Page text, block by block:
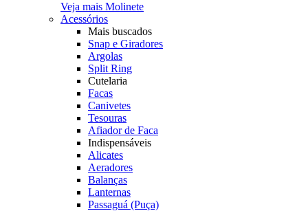
Veja mais Molinete
Acessórios
Mais buscados
Snap e Giradores
Argolas
Split Ring
Cutelaria
Facas
Canivetes
Tesouras
Afiador de Faca
Indispensáveis
Alicates
Aeradores
Balanças
Lanternas
Passaguá (Puça)